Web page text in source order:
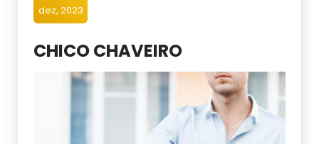
dez, 2023
CHICO CHAVEIRO